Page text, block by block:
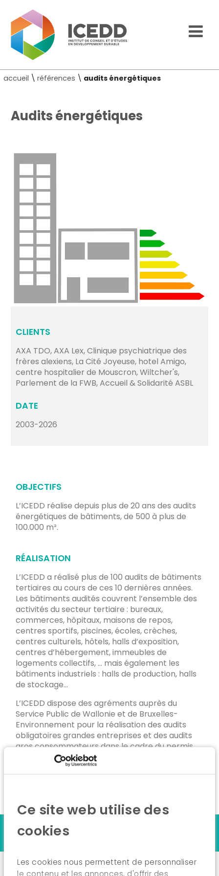
Ce site web utilise des
cookies
Les cookies nous permettent de personnaliser
accueil \références \ audits énergétiques
Audits énergétiques
CLIENTS
AXA TDO, AXA Lex, Clinique psychiatrique des
frères alexiens, La Cité Joyeuse, hotel Amigo,
centre hospitalier de Mouscron, Wiltcher's,
Parlement de la FWB, Accueil & Solidarité ASBL
DATE
2003-2026
OBJECTIFS
L’ICEDD réalise depuis plus de 20 ans des audits
énergétiques de bâtiments, de 500 à plus de
100.000 m².
RÉALISATION
L’ICEDD a réalisé plus de 100 audits de bâtiments
tertiaires au cours de ces 10 dernières années.
Les bâtiments audités couvrent l’ensemble des
activités du secteur tertiaire : bureaux,
commerces, hôpitaux, maisons de repos,
centres sportifs, piscines, écoles, crèches,
centres culturels, hôtels, halls d’exposition,
centres d’hébergement, immeubles de
logements collectifs, … mais également les
bâtiments industriels : halls de production, halls
de stockage…
L’ICEDD dispose des agréments auprès du
Service Public de Wallonie et de Bruxelles-
Environnement pour la réalisation des audits
obligatoires grandes entreprises et des audits
gros consommateurs dans le cadre du permis
d’environnement bruxellois.
Nos références